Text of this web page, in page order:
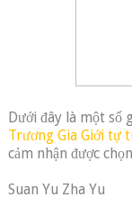
Dưới đây là một số
Trương Gia Giới tự
cảm nhận được
Suan Yu Zha Yu